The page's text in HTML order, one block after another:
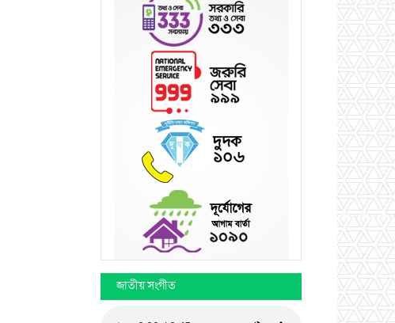
জাতীয় সংগীত